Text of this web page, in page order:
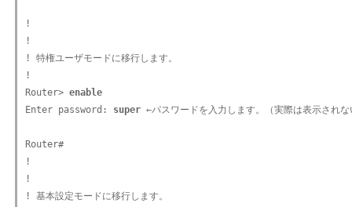
!
!
! 特権ユーザモードに移行します。
!
Router> enable
Enter password: super ←パスワードを入力します。（実際は表示されな
Router#
!
!
! 基本設定モードに移行します。